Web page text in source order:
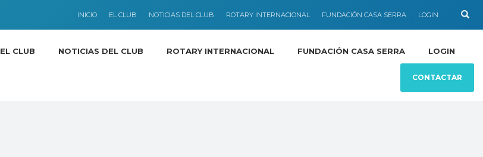
INICIO EL CLUB NOTICIAS DEL CLUB ROTARY INTERNACIONAL FUNDACIÓN CASA SERRA LOGIN
EL CLUB NOTICIAS DEL CLUB ROTARY INTERNACIONAL FUNDACIÓN CASA SERRA LOGIN
CONTACTAR